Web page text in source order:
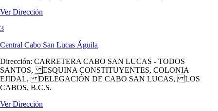
Ver Dirección
3
Central Cabo San Lucas Águila
Dirección: CARRETERA CABO SAN LUCAS - TODOS
SANTOS, ESQUINA CONSTITUYENTES, COLONIA
EJIDAL, DELEGACIÓN DE CABO SAN LUCAS, LOS
CABOS, B.C.S.
Ver Dirección